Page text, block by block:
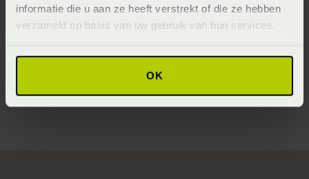
informatie die u aan ze heeft verstrekt of die ze hebben
verzameld op basis van uw gebruik van hun services.
OK
Wasinstructie
Maximaal 40 graden (Wassen op maximaal 40 graden)
Materiaal
80% biologisch katoen, 20% linnen (Katoen)